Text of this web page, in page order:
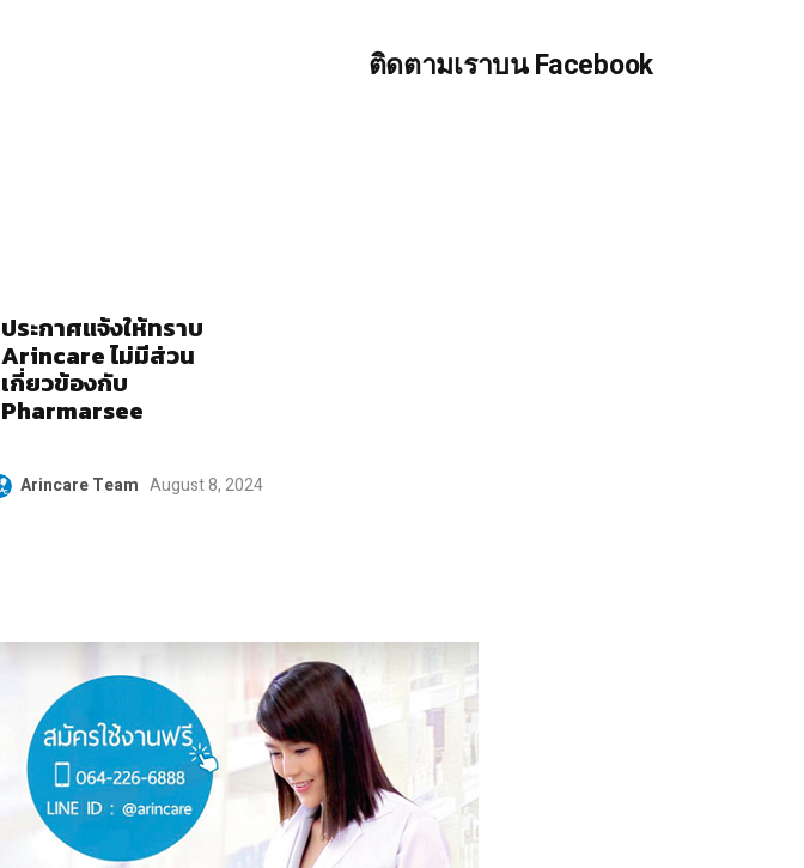
ประกาศแจ้งให้ทราบ
Arincare ไม่มีส่วน
เกี่ยวข้องกับ
Pharmarsee
Arincare Team August 8, 2024
ติดตามเราบน Facebook